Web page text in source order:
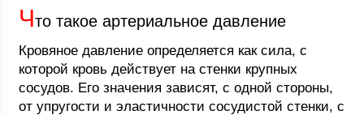
Что такое артериальное давление
Кровяное давление определяется как сила, с
которой кровь действует на стенки крупных
сосудов. Его значения зависят, с одной стороны,
от упругости и эластичности сосудистой стенки, с